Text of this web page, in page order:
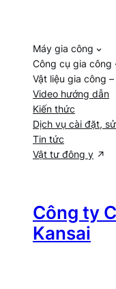
Máy gia công
Công cụ gia công
Vật liệu gia công –
Video hướng dẫn
Kiến thức
Dịch vụ cài đặt,
Tin tức
Vật tư đông y
Công ty
Kansai